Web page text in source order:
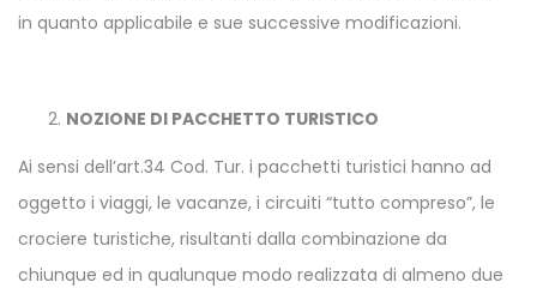
in quanto applicabile e sue successive modificazioni.
NOZIONE DI PACCHETTO TURISTICO
Ai sensi dell’art.34 Cod. Tur. i pacchetti turistici hanno ad
oggetto i viaggi, le vacanze, i circuiti “tutto compreso”, le
crociere turistiche, risultanti dalla combinazione da
chiunque ed in qualunque modo realizzata di almeno due